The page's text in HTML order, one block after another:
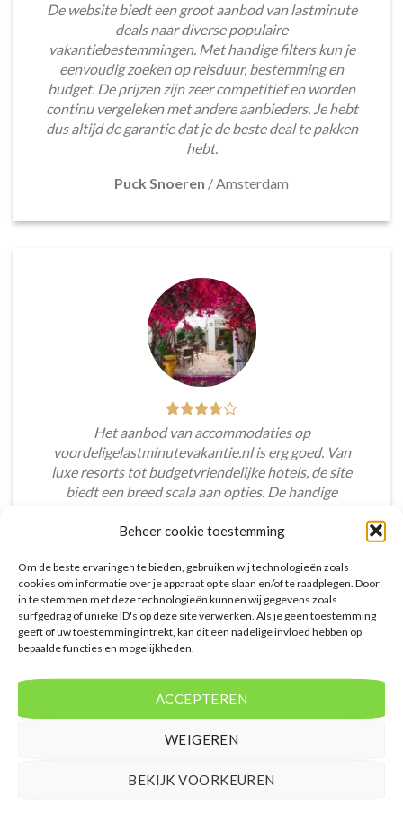
Beheer cookie toestemming
Om de beste ervaringen te bieden, gebruiken wij technologieën zoals
cookies om informatie over je apparaat op te slaan en/of te raadplegen. Door
in te stemmen met deze technologieën kunnen wij gegevens zoals
surfgedrag of unieke ID's op deze site verwerken. Als je geen toestemming
geeft of uw toestemming intrekt, kan dit een nadelige invloed hebben op
bepaalde functies en mogelijkheden.
ACCEPTEREN
WEIGEREN
BEKIJK VOORKEUREN
De website biedt een groot aanbod van lastminute
deals naar diverse populaire
vakantiebestemmingen. Met handige filters kun je
eenvoudig zoeken op reisduur, bestemming en
budget. De prijzen zijn zeer competitief en worden
continu vergeleken met andere aanbieders. Je hebt
dus altijd de garantie dat je de beste deal te pakken
hebt.
Puck Snoeren /Amsterdam
Het aanbod van accommodaties op
voordeligelastminutevakantie.nl is erg goed. Van
luxe resorts tot budgetvriendelijke hotels, de site
biedt een breed scala aan opties. De handige
accommodaties te vinden die aansluiten bij mijn
Tim Beukers /Tilburg